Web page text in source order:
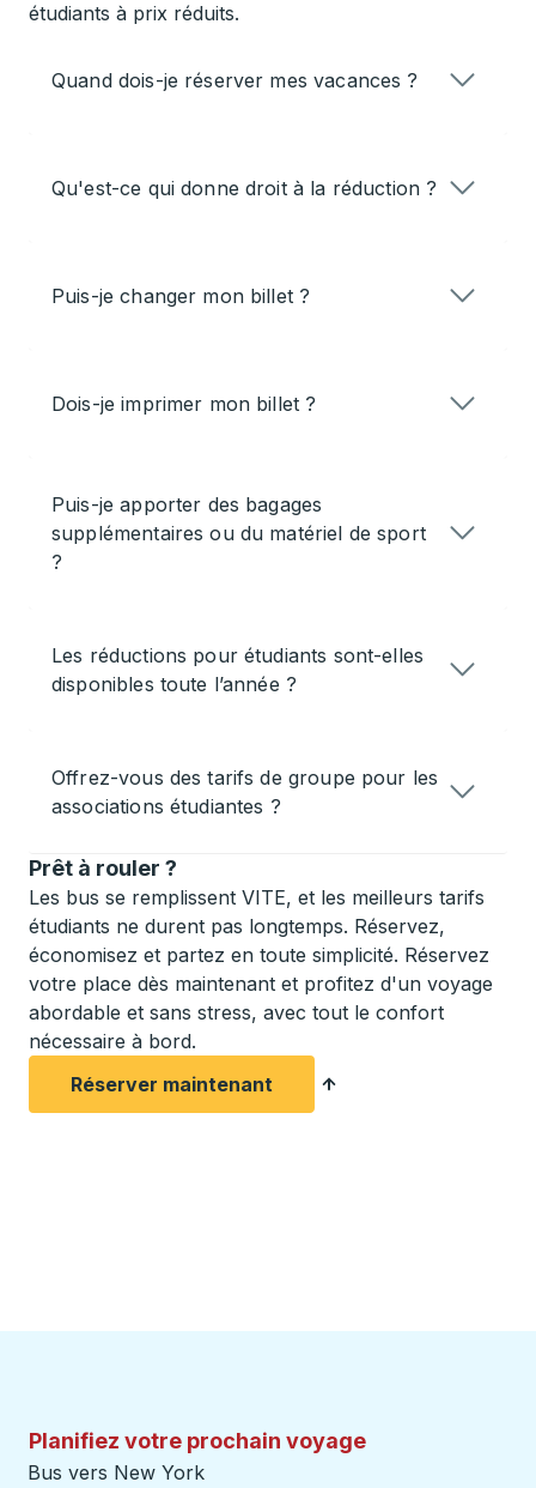
étudiants à prix réduits.
Quand dois-je réserver mes vacances ?
Qu'est-ce qui donne droit à la réduction ?
Puis-je changer mon billet ?
Dois-je imprimer mon billet ?
Puis-je apporter des bagages
supplémentaires ou du matériel de sport
?
Les réductions pour étudiants sont-elles
disponibles toute l’année ?
Offrez-vous des tarifs de groupe pour les
associations étudiantes ?
Prêt à rouler ?
Les bus se remplissent VITE, et les meilleurs tarifs
étudiants ne durent pas longtemps. Réservez,
économisez et partez en toute simplicité. Réservez
votre place dès maintenant et profitez d'un voyage
abordable et sans stress, avec tout le confort
nécessaire à bord.
Réserver maintenant
Planifiez votre prochain voyage
Bus vers New York